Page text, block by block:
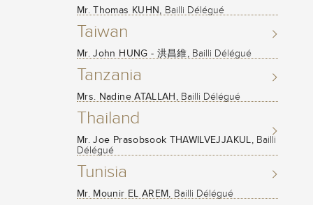
Mr. Thomas KUHN, Bailli Délégué
Taiwan
Mr. John HUNG - 洪昌維, Bailli Délégué
Tanzania
Mrs. Nadine ATALLAH, Bailli Délégué
Thailand
Mr. Joe Prasobsook THAWILVEJJAKUL,Bailli
Délégué
Tunisia
Mr. Mounir EL AREM, Bailli Délégué